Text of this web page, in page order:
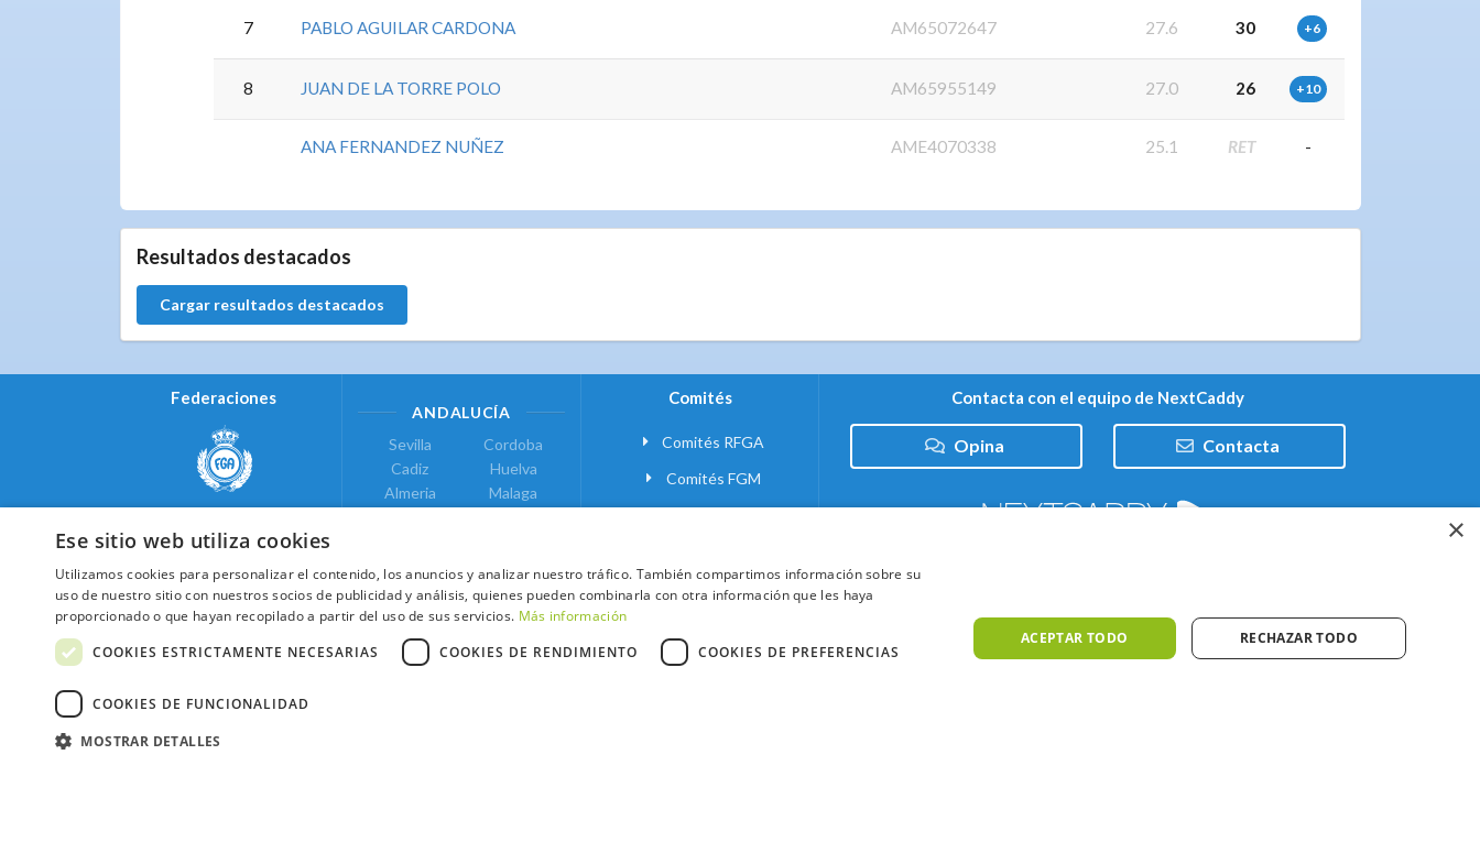
7 PABLO AGUILAR CARDONA AM65072647 27.6 30 +6
8 JUAN DE LA TORRE POLO AM65955149 27.0 26 +10
ANA FERNANDEZ NUÑEZ AME4070338 25.1 RET -
Resultados destacados
Cargar resultados destacados
Federaciones
Real Federación Andaluza de
Golf
Federación de Golf de Madrid
ANDALUCÍA
Sevilla
Cadiz
Almeria
Cordoba
Huelva
Malaga
Valencia
COMUNIDAD DE MADRID
Madrid
Comités
Comités RFGA
Comités FGM
Contacta con el equipo de NextCaddy
Opina Contacta
2026 ©NextCaddy.
×
Ese sitio web utiliza cookies
Utilizamos cookies para personalizar el contenido, los anuncios y analizar nuestro tráfico. También compartimos información sobre su
uso de nuestro sitio con nuestros socios de publicidad y análisis, quienes pueden combinarla con otra información que les haya
proporcionado o que hayan recopilado a partir del uso de sus servicios. Más información
COOKIES ESTRICTAMENTE NECESARIAS
COOKIES DE RENDIMIENTO COOKIES DE PREFERENCIAS
COOKIES DE FUNCIONALIDAD
MOSTRAR DETALLES
ACEPTAR TODO RECHAZAR TODO